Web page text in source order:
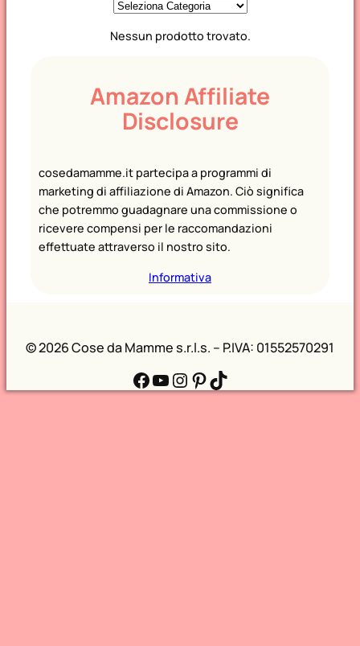
C
t
o
Nessun prodotto trovato.
Amazon Affiliate
Disclosure
cosedamamme.it partecipa a programmi di
marketing di affiliazione di Amazon. Ciò significa
che potremmo guadagnare una commissione o
ricevere compensi per le raccomandazioni
effettuate attraverso il nostro sito.
Informativa
©2026 Cose da Mamme s.r.l.s. – P.IVA: 01552570291
Facebook YouTube Instagram Pinterest TikTok